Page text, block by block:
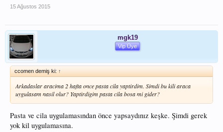
15 Ağustos 2015
mgk19
Vip Üye
ccomen demiş ki: ↑
Arkadaslar aracima 2 hafta once pasta cila yaptirdim. Simdi bu kili araca
uygulasam nasil olur? Yaptirdigim pasta cila bosa mi gider?
Pasta ve cila uygulamasından önce yapsaydınız keşke. Şimdi gerek
yok kil uygulamasına.